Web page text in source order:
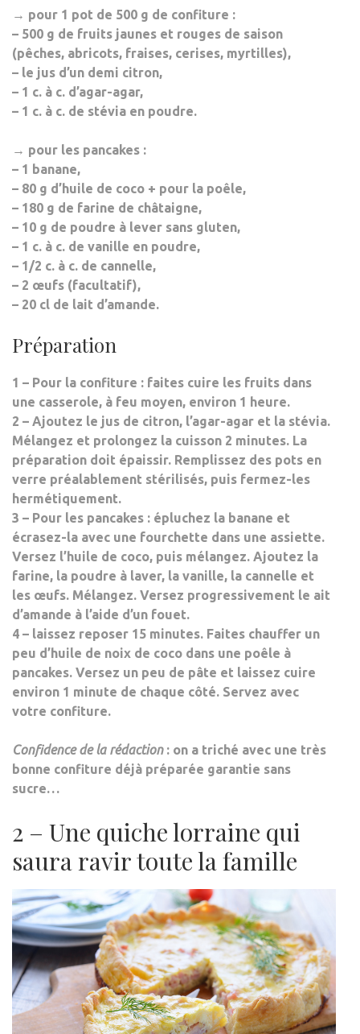
→ pour 1 pot de 500 g de confiture :
– 500 g de fruits jaunes et rouges de saison
(pêches, abricots, fraises, cerises, myrtilles),
– le jus d’un demi citron,
– 1 c. à c. d’agar-agar,
– 1 c. à c. de stévia en poudre.
→ pour les pancakes :
– 1 banane,
– 80 g d’huile de coco + pour la poêle,
– 180 g de farine de châtaigne,
– 10 g de poudre à lever sans gluten,
– 1 c. à c. de vanille en poudre,
– 1/2 c. à c. de cannelle,
– 2 œufs (facultatif),
– 20 cl de lait d’amande.
Préparation
1 – Pour la confiture : faites cuire les fruits dans
une casserole, à feu moyen, environ 1 heure.
2 – Ajoutez le jus de citron, l’agar-agar et la stévia.
Mélangez et prolongez la cuisson 2 minutes. La
préparation doit épaissir. Remplissez des pots en
verre préalablement stérilisés, puis fermez-les
hermétiquement.
3 – Pour les pancakes : épluchez la banane et
écrasez-la avec une fourchette dans une assiette.
Versez l’huile de coco, puis mélangez. Ajoutez la
farine, la poudre à laver, la vanille, la cannelle et
les œufs. Mélangez. Versez progressivement le ait
d’amande à l’aide d’un fouet.
4 – laissez reposer 15 minutes. Faites chauffer un
peu d’huile de noix de coco dans une poêle à
pancakes. Versez un peu de pâte et laissez cuire
environ 1 minute de chaque côté. Servez avec
votre confiture.
Confidence de la rédaction: on a triché avec une très
bonne confiture déjà préparée garantie sans
sucre…
2 – Une quiche lorraine qui
saura ravir toute la famille